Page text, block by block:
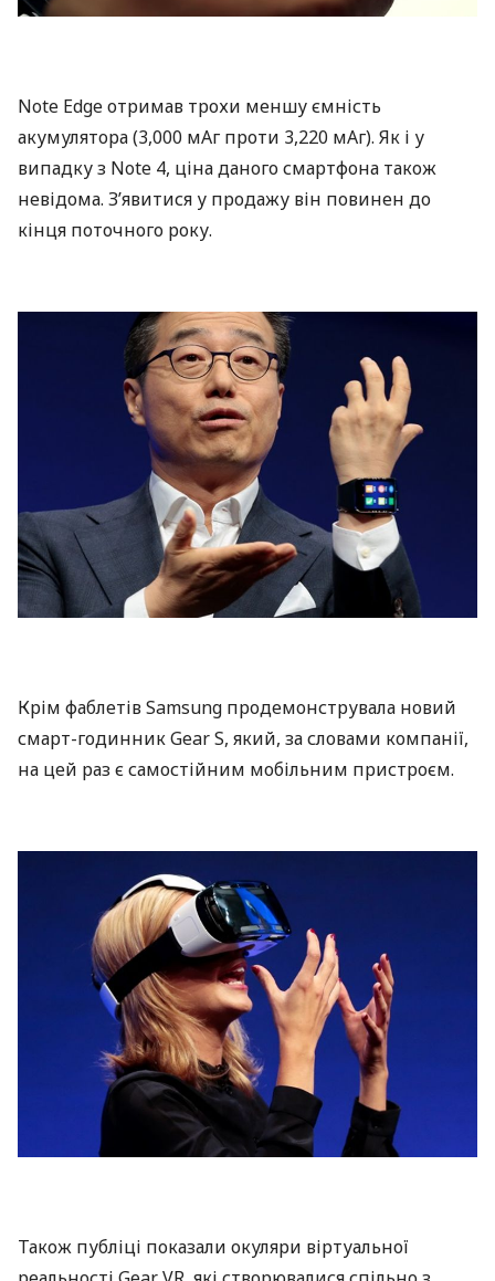
Note Edge отримав трохи меншу ємність
акумулятора (3,000 мАг проти 3,220 мАг). Як і у
випадку з Note 4, ціна даного смартфона також
невідома. З’явитися у продажу він повинен до
кінця поточного року.
Крім фаблетів Samsung продемонструвала новий
смарт-годинник Gear S, який, за словами компанії,
на цей раз є самостійним мобільним пристроєм.
Також публіці показали окуляри віртуальної